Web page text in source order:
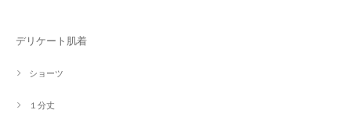
デリケート肌着
ショーツ
１分丈